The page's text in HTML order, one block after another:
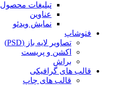
تبلیغات محصول
عناوین
نمایش ویدئو
فتوشاپ
تصاویر لایه باز (PSD)
اکشن و پریست
براش
قالب های گرافیکی
قالب های چاپ